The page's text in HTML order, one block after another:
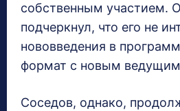
собственным участием.
подчеркнул, что его не
нововведения в
формат с новым
Соседов, однако,